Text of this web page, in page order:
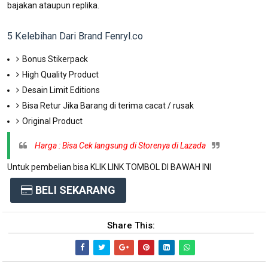
bajakan ataupun replika.
5 Kelebihan Dari Brand Fenryl.co
Bonus Stikerpack
High Quality Product
Desain Limit Editions
Bisa Retur Jika Barang di terima cacat / rusak
Original Product
Harga : Bisa Cek langsung di Storenya di Lazada
Untuk pembelian bisa KLIK LINK TOMBOL DI BAWAH INI
BELI SEKARANG
Share This: